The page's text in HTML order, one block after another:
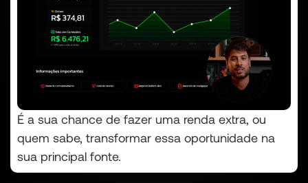
É a sua chance de fazer uma renda extra, ou
quem sabe, transformar essa oportunidade na
sua principal fonte.